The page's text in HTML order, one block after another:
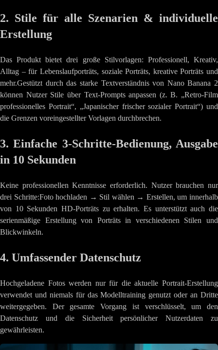
2. Stile für alle Szenarien & individuelle
Erstellung
Das Produkt bietet drei große Stilvorlagen: Professionell, Kreativ,
Alltag – für Lebenslaufporträts, soziale Porträts, kreative Porträts und
mehr.Gestützt durch das starke Textverständnis von Nano Banana 2
können Nutzer Stile über Text-Prompts anpassen (z. B. „Retro-Film
professionelles Portrait“, „Japanischer frischer sozialer Portrait“) und
die Grenzen voreingestellter Vorlagen durchbrechen.
3. Einfache 3-Schritte-Bedienung, Ausgabe
in 10 Sekunden
Keine professionellen Kenntnisse erforderlich. Nutzer brauchen nur
drei Schritte:Foto hochladen → Stil wählen → Erstellen, um innerhalb
von 10 Sekunden HD-Porträts zu erhalten. Es unterstützt auch die
serienmäßige Erstellung von Porträts in verschiedenen Stilen und
Blickwinkeln.
4. Umfassender Datenschutz
Hochgeladene Fotos werden nur für die aktuelle Portrait-Erstellung
verwendet und niemals für das Modelltraining genutzt oder an Dritte
weitergegeben. Der gesamte Vorgang ist verschlüsselt, um den
Datenschutz und die Sicherheit persönlicher Nutzerdaten zu
gewährleisten.